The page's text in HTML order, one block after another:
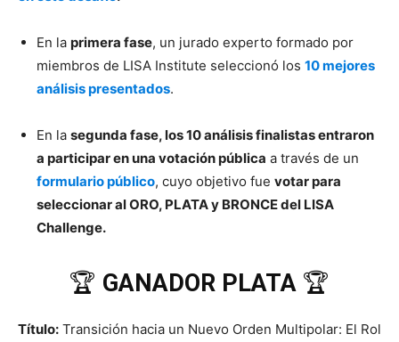
En la primera fase, un jurado experto formado por
miembros de LISA Institute seleccionó los 10 mejores
análisis presentados.
En la segunda fase, los 10 análisis finalistas entraron
a participar en una votación pública a través de un
formulario público, cuyo objetivo fue votar para
seleccionar al ORO, PLATA y BRONCE del LISA
Challenge.
🏆 GANADOR PLATA 🏆
Título: Transición hacia un Nuevo Orden Multipolar: El Rol